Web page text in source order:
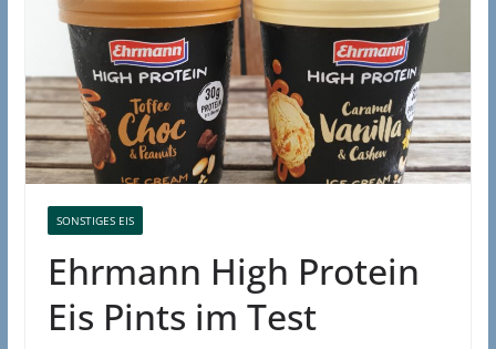
SONSTIGES EIS
Ehrmann High Protein
Eis Pints im Test